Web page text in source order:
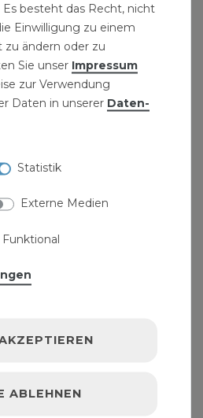
x 5m Rolle
beko
besteht das Recht, nicht
Einwilligung zu einem
ändern oder zu
Sie unser Impressum
zur Verwendung
Daten in unserer Daten­
Statistik
Externe Medien
Funktional
ABLEHNEN